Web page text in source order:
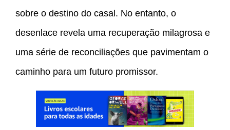
sobre o destino do casal. No entanto, o
desenlace revela uma recuperação milagrosa e
uma série de reconciliações que pavimentam o
caminho para um futuro promissor.